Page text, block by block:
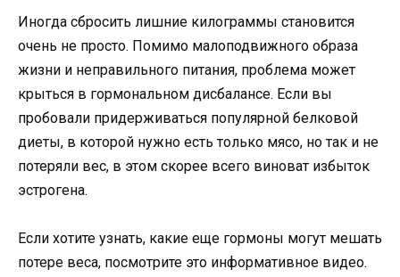
Иногда сбросить лишние килограммы становится
очень не просто. Помимо малоподвижного образа
жизни и неправильного питания, проблема может
крыться в гормональном дисбалансе. Если вы
пробовали придерживаться популярной белковой
диеты, в которой нужно есть только мясо, но так и не
потеряли вес, в этом скорее всего виноват избыток
эстрогена.
Если хотите узнать, какие еще гормоны могут мешать
потере веса, посмотрите это информативное видео.